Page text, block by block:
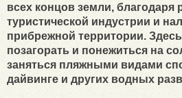
всех концов земли, благодаря
туристической индустрии и
прибрежной территории.
позагорать и понежиться на
заняться пляжными видами
дайвинге и других водных